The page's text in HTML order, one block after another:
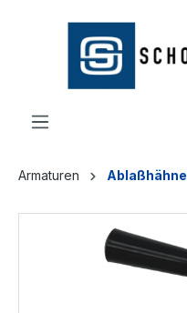
springen
Armaturen Ablaßhähne